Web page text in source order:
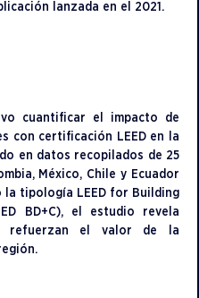
lanzada en el 2021.
cuantificar el impacto de
con certificación LEED en la
en datos recopilados de 25
México, Chile y Ecuador
tipología LEED for Building
BD+C), el estudio revela
refuerzan el valor de la